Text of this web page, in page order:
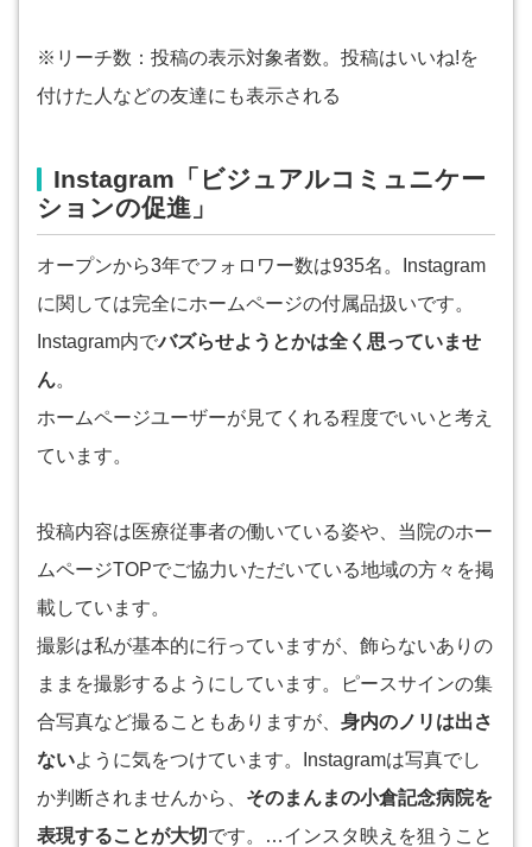
※リーチ数：投稿の表示対象者数。投稿はいいね!を
付けた人などの友達にも表示される
Instagram「ビジュアルコミュニケー
ションの促進」
オープンから3年でフォロワー数は935名。Instagram
に関しては完全にホームページの付属品扱いです。
Instagram内でバズらせようとかは全く思っていませ
ん。
ホームページユーザーが見てくれる程度でいいと考え
ています。
投稿内容は医療従事者の働いている姿や、当院のホー
ムページTOPでご協力いただいている地域の方々を掲
載しています。
撮影は私が基本的に行っていますが、飾らないありの
ままを撮影するようにしています。ピースサインの集
合写真など撮ることもありますが、 身内のノリは出さ
ないように気をつけています。Instagramは写真でし
か判断されませんから、 そのまんまの小倉記念病院を
表現することが大切 です。…インスタ映えを狙うこと